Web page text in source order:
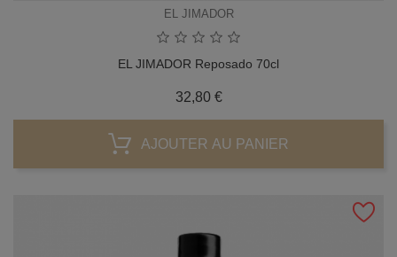
EL JIMADOR
EL JIMADOR Reposado 70cl
32,80 €Prix
AJOUTER AU PANIER